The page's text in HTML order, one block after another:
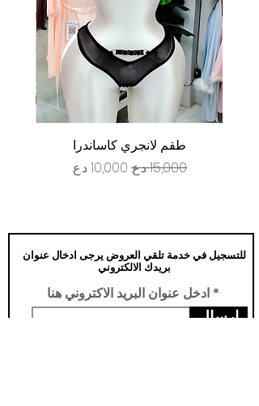
طقم لانجري كاساندرا
سعر عادي سعر البيع
للتسجيل في خدمة تلقي العروض يرجى ادخال عنوان
بريدك الالكتروني
ادخل عنوان البريد الاكتروني هنا
ارسال